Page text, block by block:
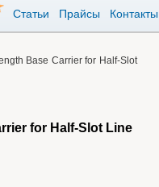
Статьи Прайсы Контакты
Base Carrier for Half-Slot
for Half-Slot Line